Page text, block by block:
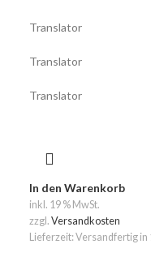
Translator
Translator
Translator
In den Warenkorb
inkl. 19 % MwSt.
zzgl. Versandkosten
Lieferzeit: Versandfertig in